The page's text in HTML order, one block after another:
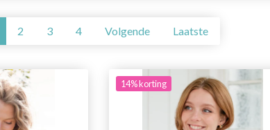
2 3 4 Volgende Laatste
14% korting